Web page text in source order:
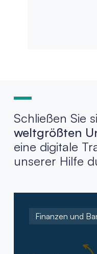
Schließen Sie
weltgrößten
eine digitale
unserer Hilfe
Finanzen und